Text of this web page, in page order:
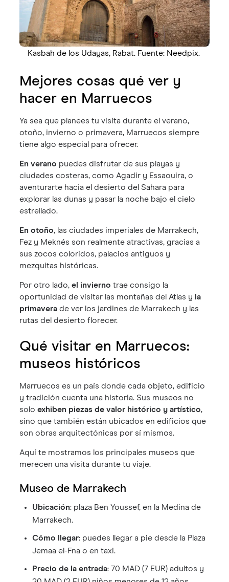
Kasbah de los Udayas, Rabat. Fuente: Needpix.
Mejores cosas qué ver y
hacer en Marruecos
Ya sea que planees tu visita durante el verano,
otoño, invierno o primavera, Marruecos siempre
tiene algo especial para ofrecer.
En verano puedes disfrutar de sus playas y
ciudades costeras, como Agadir y Essaouira, o
aventurarte hacia el desierto del Sahara para
explorar las dunas y pasar la noche bajo el cielo
estrellado.
En otoño, las ciudades imperiales de Marrakech,
Fez y Meknés son realmente atractivas, gracias a
sus zocos coloridos, palacios antiguos y
mezquitas históricas.
Por otro lado,el invierno trae consigo la
oportunidad de visitar las montañas del Atlas y la
primaverade ver los jardines de Marrakech y las
rutas del desierto florecer.
Qué visitar en Marruecos:
museos históricos
Marruecos es un país donde cada objeto, edificio
y tradición cuenta una historia. Sus museos no
soloexhiben piezas de valor histórico y artístico,
sino que también están ubicados en edificios que
son obras arquitectónicas por sí mismos.
Aquí te mostramos los principales museos que
merecen una visita durante tu viaje.
Museo de Marrakech
Ubicación: plaza Ben Youssef, en la Medina de
Marrakech.
Cómo llegar: puedes llegar a pie desde la Plaza
Jemaa el-Fna o en taxi.
Precio de la entrada: 70 MAD (7 EUR) adultos y